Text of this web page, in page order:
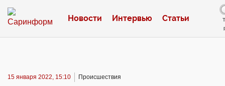
Новости Интервью Статьи
15 января 2022, 15:10 Происшествия